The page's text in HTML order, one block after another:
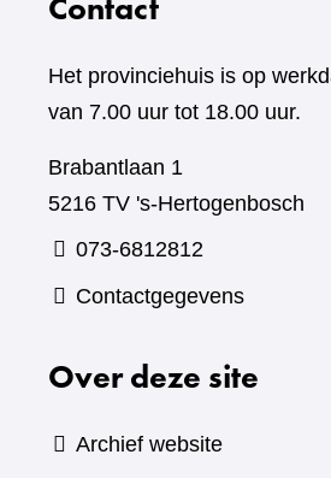
Het provinciehuis is op
van 7.00 uur tot 18.00 uur.
Brabantlaan 1
5216 TV 's-Hertogenbosch
073-6812812
Contactgegevens
Over deze site
Archief website